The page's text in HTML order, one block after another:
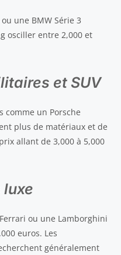
une BMW Série 3
osciller entre 2,000 et
et SUV
comme un Porsche
plus de matériaux et de
allant de 3,000 à 5,000
luxe
ou une Lamborghini
euros. Les
généralement